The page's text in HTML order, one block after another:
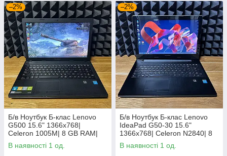
–2%
Б/в Ноутбук Б-клас Lenovo
G500 15.6" 1366x768|
Celeron 1005M| 8 GB RAM|
128 GB SSD| HD
В наявності 1 од.
–2%
Б/в Ноутбук Б-клас Lenovo
IdeaPad G50-30 15.6"
1366x768| Celeron N2840| 8
GB RAM| 128 GB SSD| HD
В наявності 1 од.